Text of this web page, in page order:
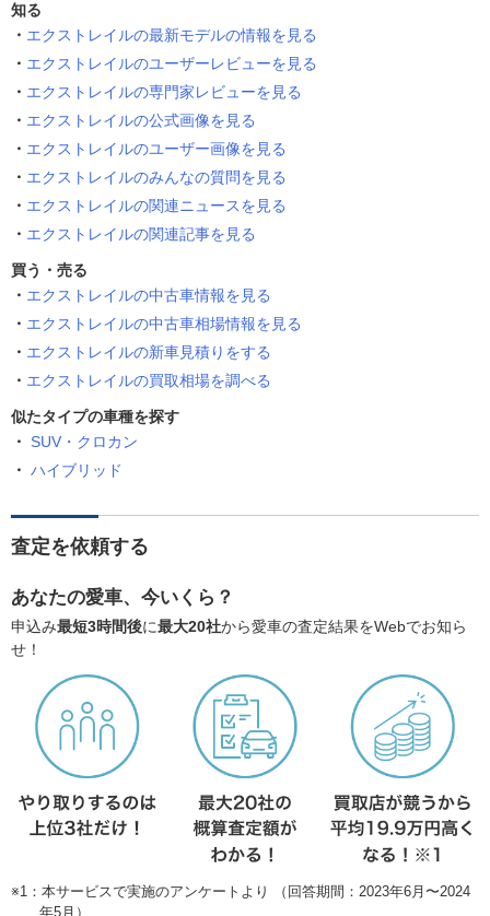
知る
エクストレイルの最新モデルの情報を見る
エクストレイルのユーザーレビューを見る
エクストレイルの専門家レビューを見る
エクストレイルの公式画像を見る
エクストレイルのユーザー画像を見る
エクストレイルのみんなの質問を見る
エクストレイルの関連ニュースを見る
エクストレイルの関連記事を見る
買う・売る
エクストレイルの中古車情報を見る
エクストレイルの中古車相場情報を見る
エクストレイルの新車見積りをする
エクストレイルの買取相場を調べる
似たタイプの車種を探す
SUV・クロカン
ハイブリッド
査定を依頼する
あなたの愛車、今いくら？
申込み最短3時間後に最大20社から愛車の査定結果をWebでお知ら
せ！
※1：本サービスで実施のアンケートより （回答期間：2023年6月〜2024
年5月）